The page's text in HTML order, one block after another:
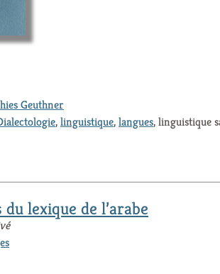
Geuthner
,linguistique,langues, linguistique
lexique de l’arabe